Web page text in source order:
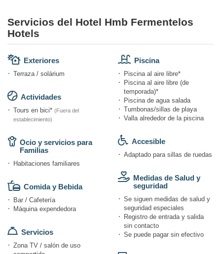
Servicios del Hotel Hmb Fermentelos
Hotels
Exteriores
Terraza / solárium
Actividades
Tours en bici* (Fuera del
establecimiento)
Ocio y servicios para
Familias
Habitaciones familiares
Comida y Bebida
Bar / Cafetería
Máquina expendedora
Servicios
Zona TV / salón de uso
Piscina
Piscina al aire libre*
Piscina al aire libre (de
temporada)*
Piscina de agua salada
Tumbonas/sillas de playa
Valla alrededor de la piscina
Accesible
Adaptado para sillas de ruedas
Medidas de Salud y
seguridad
Se siguen medidas de salud y
seguridad especiales
Registro de entrada y salida
sin contacto
Se puede pagar sin efectivo